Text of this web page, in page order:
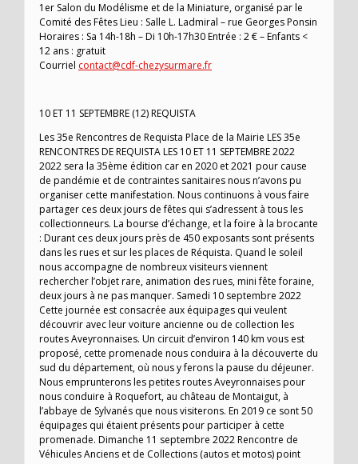
1er Salon du Modélisme et de la Miniature, organisé par le
Comité des Fêtes Lieu : Salle L. Ladmiral – rue Georges Ponsin
Horaires : Sa 14h-18h – Di 10h-17h30 Entrée : 2 € – Enfants <
12 ans : gratuit
Courriel contact@cdf-chezysurmare.fr
10 ET 11 SEPTEMBRE (12) REQUISTA
Les 35e Rencontres de Requista Place de la Mairie LES 35e
RENCONTRES DE REQUISTA LES 10 ET 11 SEPTEMBRE 2022
2022 sera la 35ème édition car en 2020 et 2021 pour cause
de pandémie et de contraintes sanitaires nous n’avons pu
organiser cette manifestation. Nous continuons à vous faire
partager ces deux jours de fêtes qui s’adressent à tous les
collectionneurs. La bourse d’échange, et la foire à la brocante
: Durant ces deux jours près de 450 exposants sont présents
dans les rues et sur les places de Réquista. Quand le soleil
nous accompagne de nombreux visiteurs viennent
rechercher l’objet rare, animation des rues, mini fête foraine,
deux jours à ne pas manquer. Samedi 10 septembre 2022
Cette journée est consacrée aux équipages qui veulent
découvrir avec leur voiture ancienne ou de collection les
routes Aveyronnaises. Un circuit d’environ 140 km vous est
proposé, cette promenade nous conduira à la découverte du
sud du département, où nous y ferons la pause du déjeuner.
Nous emprunterons les petites routes Aveyronnaises pour
nous conduire à Roquefort, au château de Montaigut, à
l’abbaye de Sylvanés que nous visiterons. En 2019 ce sont 50
équipages qui étaient présents pour participer à cette
promenade. Dimanche 11 septembre 2022 Rencontre de
Véhicules Anciens et de Collections (autos et motos) point